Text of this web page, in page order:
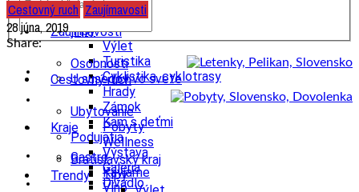
wow
Tipy
Výlet
Turistika
Cyklistika, cyklotrasy
Hrady
Zámok
Kam s deťmi
Podujatia
Výstava
Galéria
Divadlo
Zaujímavosti
Osobnosti
U susedov vo svete
Cestovný ruch
Ubytovanie
Pobyty
Wellness
Gastro
Kaviarne
Víno
Kraje
Bratislavský kraj
Tipy
Trendy
Cestovný ruch Zaujímavosti
28 júna, 2019
Share: